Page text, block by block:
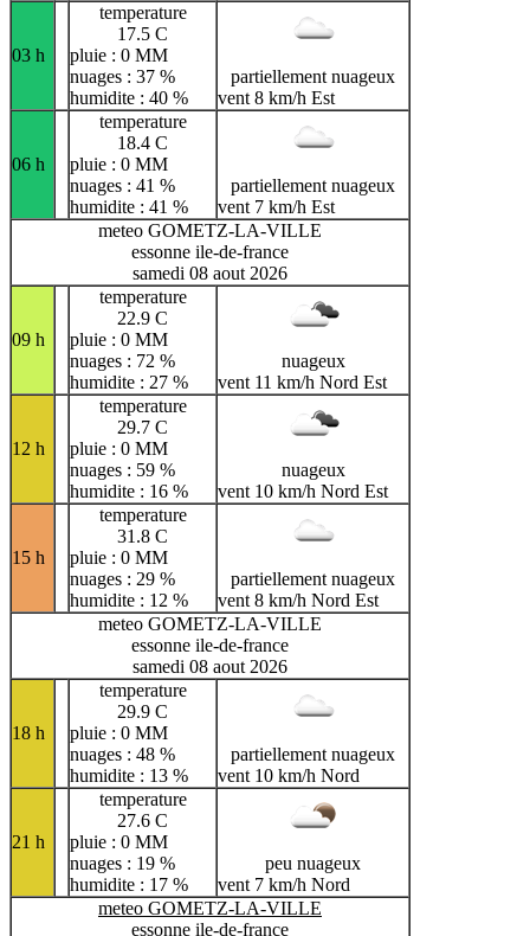
03 h
temperature
17.5 C
pluie : 0 MM
nuages : 37 %
humidite : 40 %
partiellement nuageux
vent 8 km/h Est
06 h
temperature
18.4 C
pluie : 0 MM
nuages : 41 %
humidite : 41 %
partiellement nuageux
vent 7 km/h Est
meteo GOMETZ-LA-VILLE
essonne ile-de-france
samedi 08 aout 2026
09 h
temperature
22.9 C
pluie : 0 MM
nuages : 72 %
humidite : 27 %
nuageux
vent 11 km/h Nord Est
12 h
temperature
29.7 C
pluie : 0 MM
nuages : 59 %
humidite : 16 %
nuageux
vent 10 km/h Nord Est
15 h
temperature
31.8 C
pluie : 0 MM
nuages : 29 %
humidite : 12 %
partiellement nuageux
vent 8 km/h Nord Est
meteo GOMETZ-LA-VILLE
essonne ile-de-france
samedi 08 aout 2026
18 h
temperature
29.9 C
pluie : 0 MM
nuages : 48 %
humidite : 13 %
partiellement nuageux
vent 10 km/h Nord
21 h
temperature
27.6 C
pluie : 0 MM
nuages : 19 %
humidite : 17 %
peu nuageux
vent 7 km/h Nord
meteo GOMETZ-LA-VILLE
essonne ile-de-france